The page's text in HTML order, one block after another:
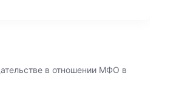
в отношении МФО в